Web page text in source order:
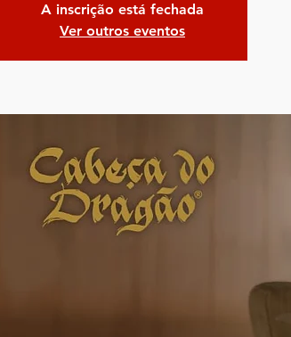
A inscrição está fechada
Ver outros eventos